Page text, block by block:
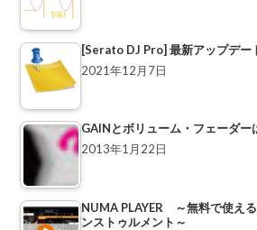
[Serato DJ Pro] 最新アップデー
2021年12月7日
GAINとボリューム・フェーダー
2013年1月22日
NUMA PLAYER ～無料で使え
ンストゥルメント～